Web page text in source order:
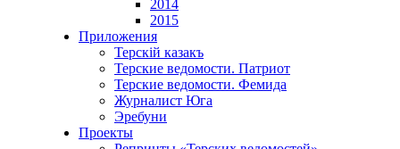
2014
2015
Приложения
Терскiй казакъ
Терские ведомости. Патриот
Терские ведомости. Фемида
Журналист Юга
Эребуни
Проекты